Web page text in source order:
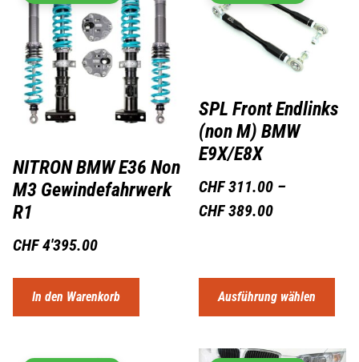
NITRON BMW E36 Non
M3 Gewindefahrwerk
R1
CHF4'395.00
In den Warenkorb
SPL Front Endlinks
(non M) BMW
E9X/E8X
CHF311.00 –
CHF389.00
Ausführung wählen